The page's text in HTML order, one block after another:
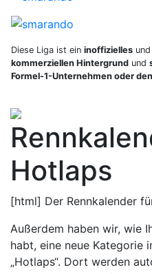
Diese Liga ist ein inoffizielles
kommerziellen Hintergrund und
Formel-1-Unternehmen oder
Hotlaps
[html] Der Rennkalender
Außerdem haben wir, wie
habt, eine neue Kategorie
„Hotlaps“. Dort werden